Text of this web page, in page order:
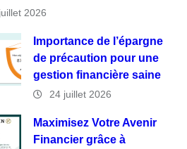
2026
Importance de l’épargne
de précaution pour une
gestion financière saine
24 juillet 2026
Maximisez Votre Avenir
Financier grâce à